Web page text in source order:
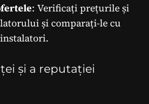
: Verificați prețurile și
și comparați-le cu
și a reputației